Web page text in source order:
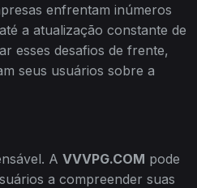
enfrentam inúmeros
a atualização constante de
esses desafios de frente,
seus usuários sobre a
A VVVPG.COM pode
a compreender suas